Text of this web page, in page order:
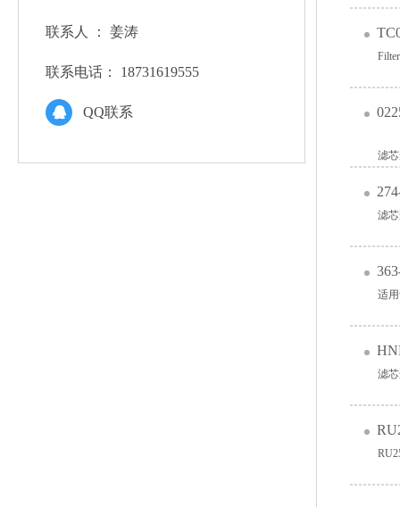
联系人 ： 姜涛
联系电话： 18731619555
QQ联系
滤
滤
适
滤